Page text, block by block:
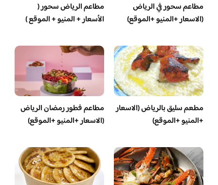
مطاعم سحور في الرياض
(الاسعار +المنيو +الموقع)
مطاعم الرياض سحور (
الأسعار + المنيو + الموقع )
مطعم سليق بالرياض (الاسعار
+المنيو +الموقع)
مطاعم فطور رمضان الرياض
(الاسعار +المنيو +الموقع)